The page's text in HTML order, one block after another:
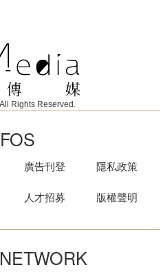
Rights Reserved.
廣告刊登
人才招募
隱私政策
版權聲明